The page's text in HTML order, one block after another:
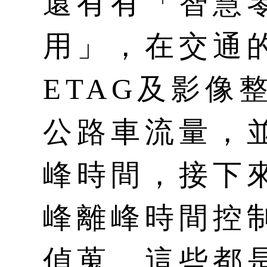
用」，在交通
ETAG及影像
公路車流量，
峰時間，接下
峰離峰時間控